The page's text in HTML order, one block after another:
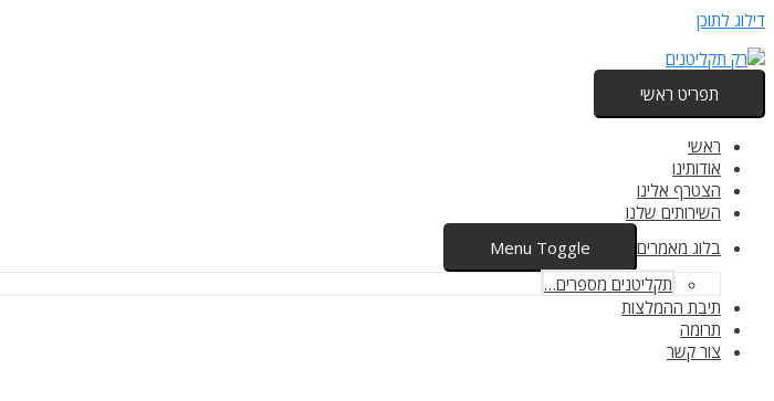
דילוג לתוכן
תפריט ראשי
ראשי
אודותינו
הצטרף אלינו
השירותים שלנו
בלוג מאמרים
Menu Toggle
תקליטנים מספרים…
תיבת ההמלצות
תרומה
צור קשר